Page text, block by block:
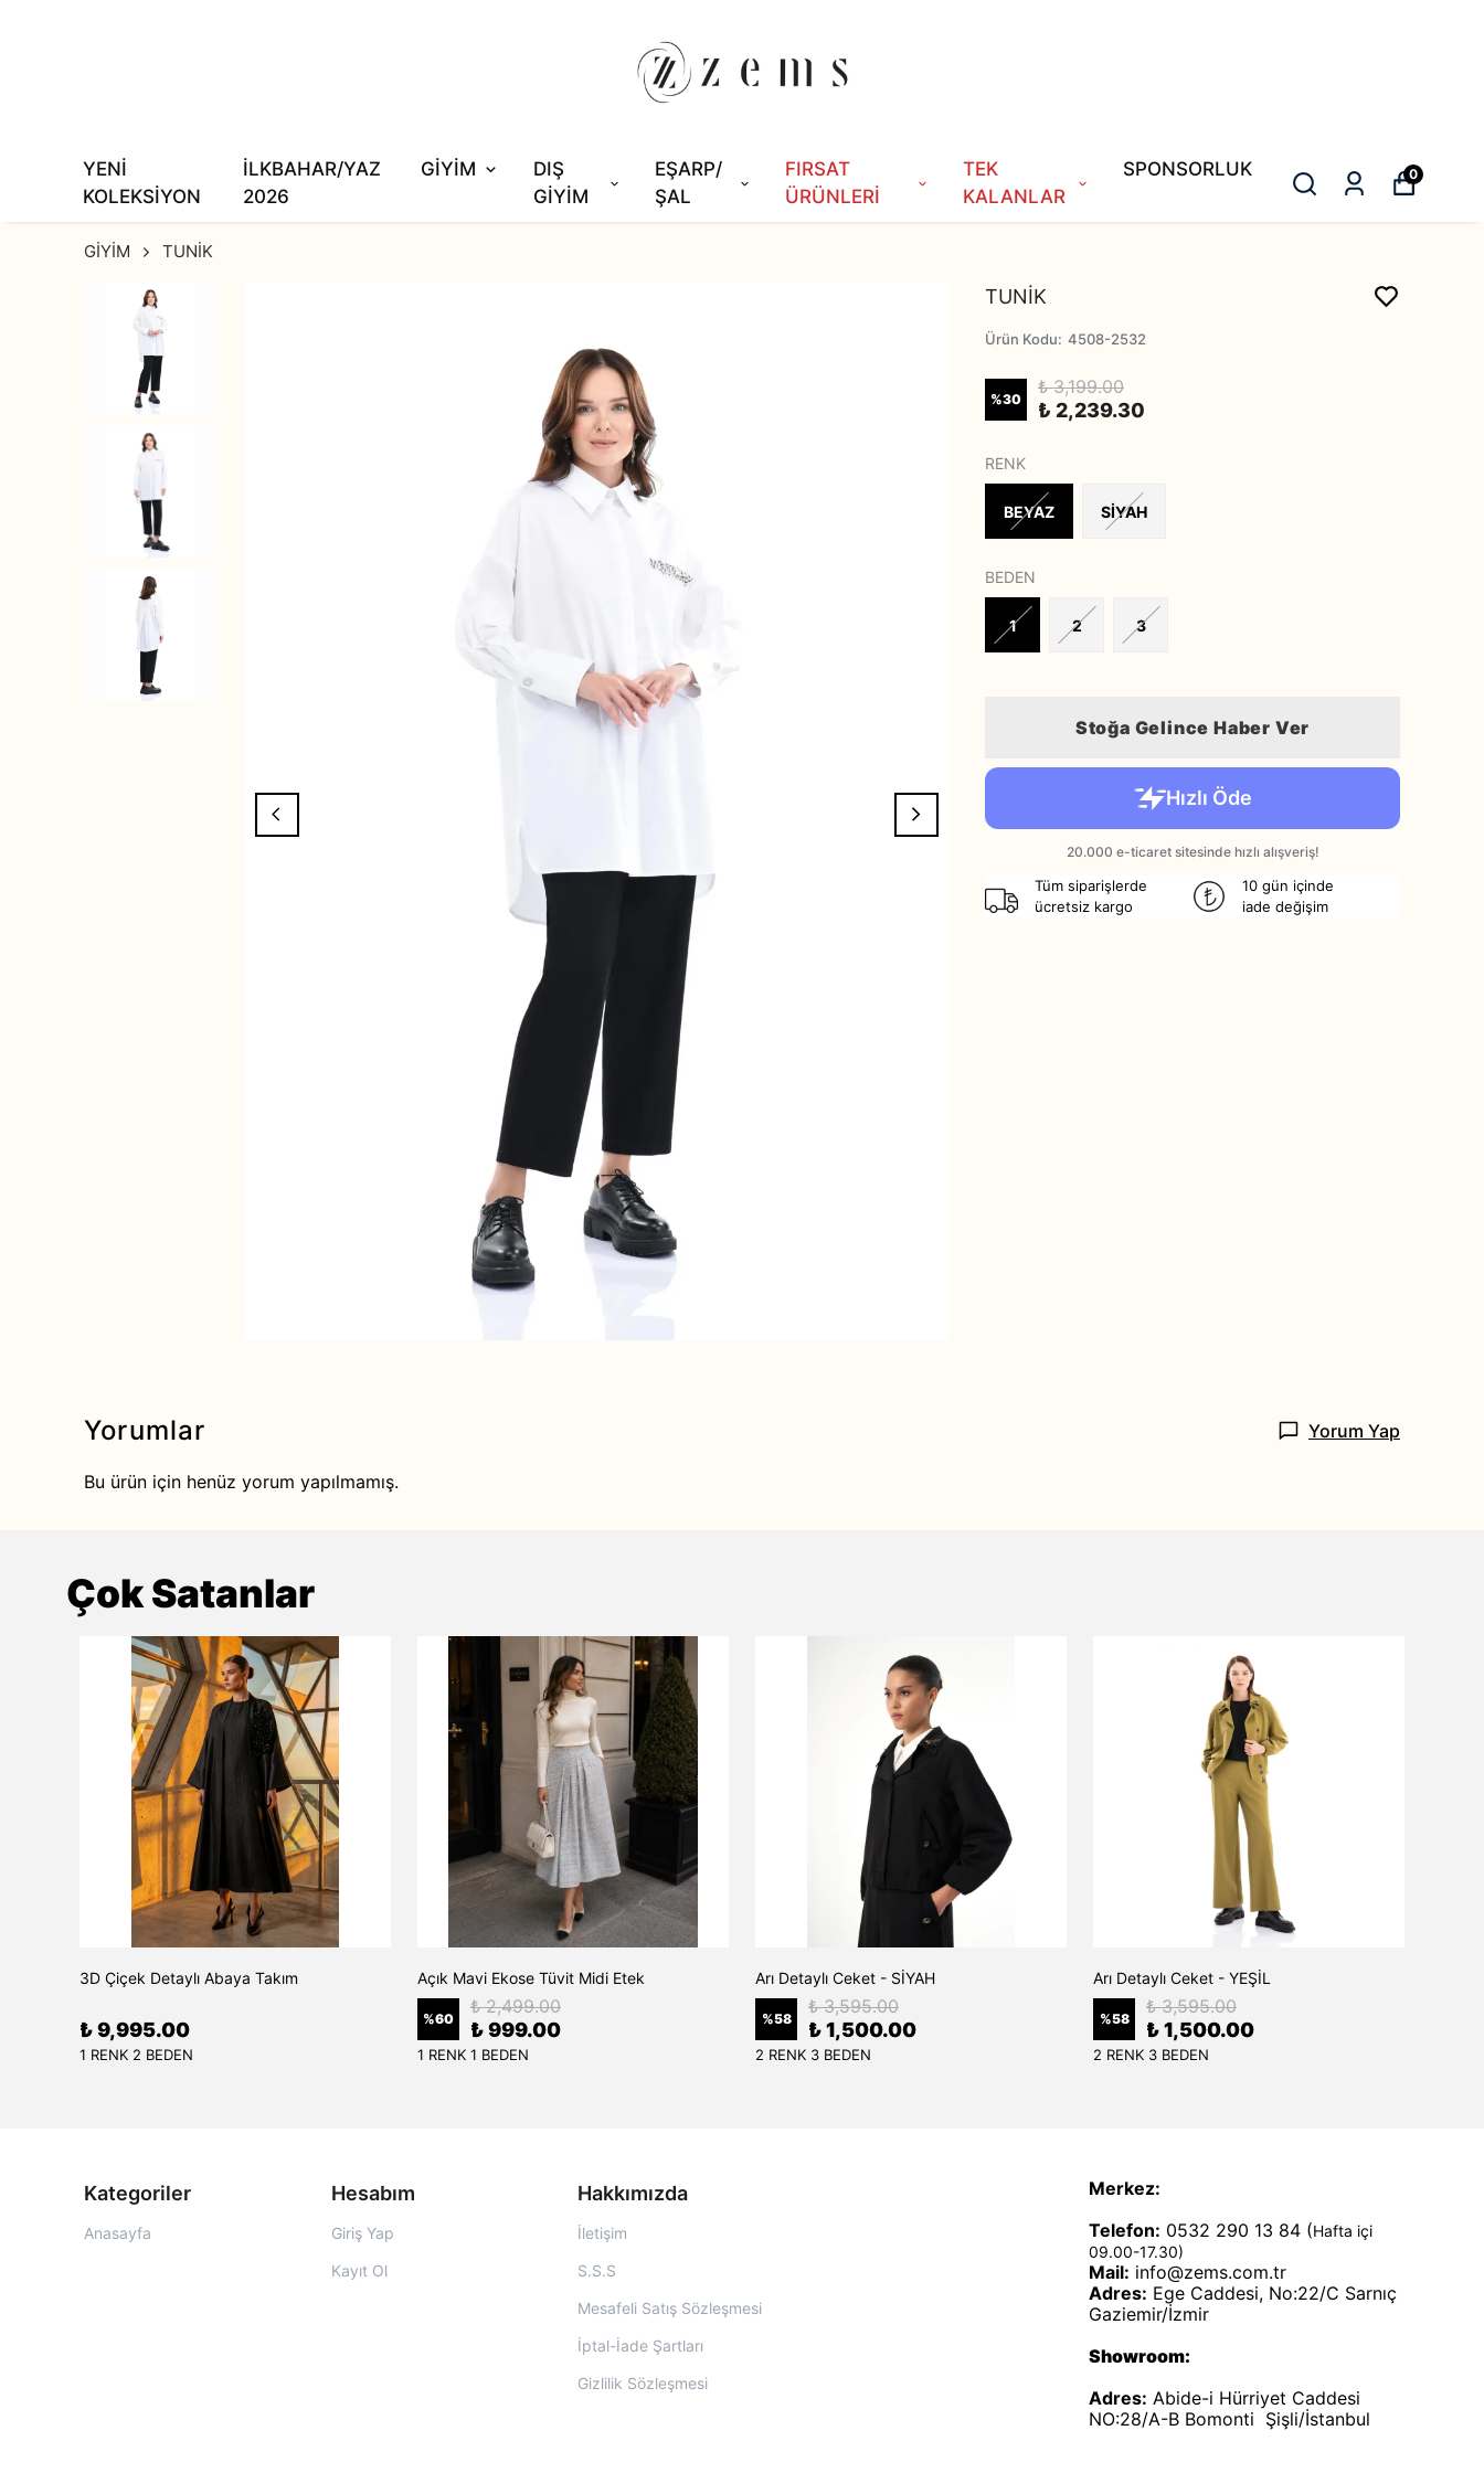
YENİ
KOLEKSİYON
İLKBAHAR/YAZ
2026
GİYİM
DIŞ
GİYİM
EŞARP/
ŞAL
FIRSAT
ÜRÜNLERİ
TEK
KALANLAR
SPONSORLUK 0
GİYİM TUNİK
TUNİK
Ürün Kodu: 4508-2532
%30
₺ 3,199.00
₺ 2,239.30
RENK
BEYAZ SİYAH
BEDEN
1 2 3
Stoğa Gelince Haber Ver
Tüm siparişlerde
ücretsiz kargo
10 gün içinde
iade değişim
Yorumlar Yorum Yap
Bu ürün için henüz yorum yapılmamış.
Çok Satanlar
3D Çiçek Detaylı Abaya Takım
₺ 9,995.00
1 RENK 2 BEDEN
Açık Mavi Ekose Tüvit Midi Etek
%60
₺ 2,499.00
₺ 999.00
1 RENK 1 BEDEN
Arı Detaylı Ceket - SİYAH
%58
₺ 3,595.00
₺ 1,500.00
2 RENK 3 BEDEN
Arı Detaylı Ceket - YEŞİL
%58
₺ 3,595.00
₺ 1,500.00
2 RENK 3 BEDEN
Kategoriler
Anasayfa
Hesabım
Giriş Yap
Kayıt Ol
Hakkımızda
İletişim
S.S.S
Mesafeli Satış Sözleşmesi
İptal-İade Şartları
Gizlilik Sözleşmesi
Merkez:
Telefon: 0532 290 13 84 (Hafta içi
09.00-17.30)
Mail: info@zems.com.tr
Adres: Ege Caddesi, No:22/C Sarnıç
Gaziemir/İzmir
Showroom:
Adres: Abide-i Hürriyet Caddesi
NO:28/A-B Bomonti Şişli/İstanbul